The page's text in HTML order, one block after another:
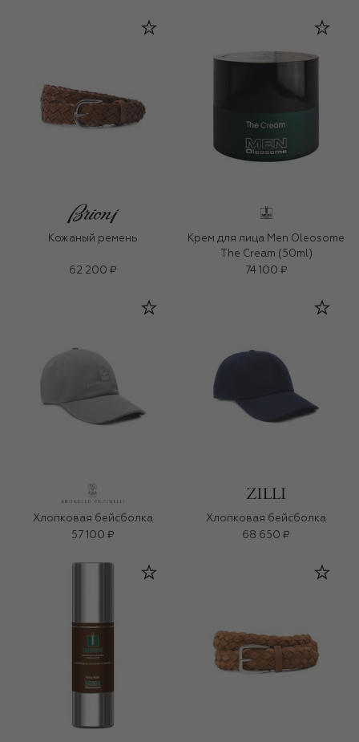
Кожаный ремень
62 200 ₽
Крем для лица Men Oleosome
The Cream (50ml)
74 100 ₽
Хлопковая бейсболка
57 100 ₽
Хлопковая бейсболка
68 650 ₽